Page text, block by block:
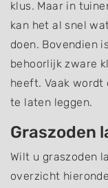
klus. Maar in
kan het al snel
doen. Bovendien
behoorlijk zware
heeft. Vaak wordt
te laten leggen.
Graszoden
Wilt u graszoden
overzicht